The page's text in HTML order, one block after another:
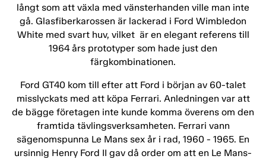
långt som att växla med vänsterhanden ville man inte
gå. Glasfiberkarossen är lackerad i Ford Wimbledon
White med svart huv, vilket är en elegant referens till
1964 års prototyper som hade just den
färgkombinationen.
Ford GT40 kom till efter att Ford i början av 60-talet
misslyckats med att köpa Ferrari. Anledningen var att
de bägge företagen inte kunde komma överens om den
framtida tävlingsverksamheten. Ferrari vann
sägenomspunna Le Mans sex år i rad, 1960 - 1965. En
ursinnig Henry Ford II gav då order om att en Le Mans-